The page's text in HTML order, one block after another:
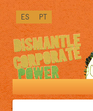
PRÓXIMAMENTE
DISPONIBLE
IN
[LINK]VERSIÓN
PREMIUM[/LINK]:
ES PT